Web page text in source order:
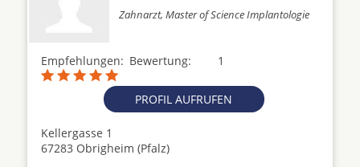
Zahnarzt, Master of Science Implantologie
Empfehlungen: 1
Bewertung:
PROFIL AUFRUFEN
Kellergasse 1
67283 Obrigheim (Pfalz)